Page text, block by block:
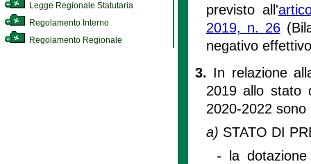
Legge Regionale Statutaria
Regolamento Interno
Regolamento Regionale
previsto all'
2019, n. 26
negativo
3. In relazione
2019 allo stato
2020-2022
a) STATO DI
-
la